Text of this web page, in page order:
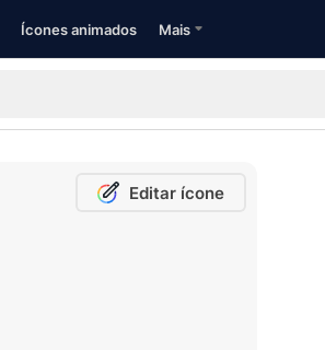
Ícones animados Mais
Editar ícone